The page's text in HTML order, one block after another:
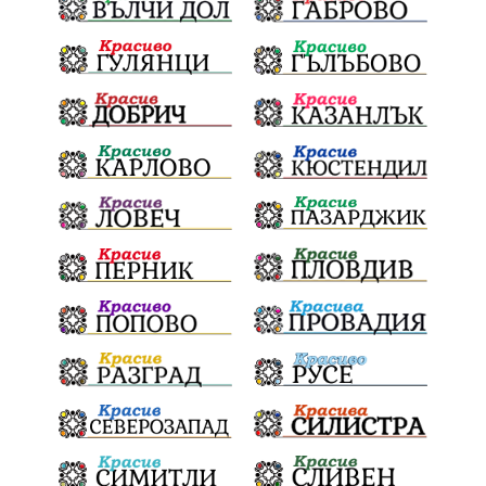
инвестиции Окръжен съд Лято 2025
културен календар подкрепа
Дарителска кампания театър напояване
Георги Парцалев Българска армия
Радостин Василев Регионална библиотека
„Христо Смирненски“ „Евровизия“
РДПБЗН спасителна акция Проверка
проверки DARA